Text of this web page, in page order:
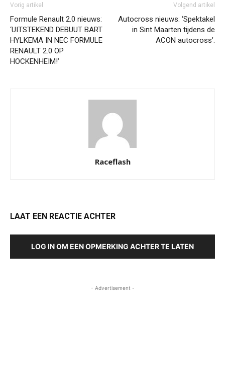
Vorig artikel
Formule Renault 2.0 nieuws:
‘UITSTEKEND DEBUUT BART
HYLKEMA IN NEC FORMULE
RENAULT 2.0 OP
HOCKENHEIM!’
Volgend artikel
Autocross nieuws: ‘Spektakel
in Sint Maarten tijdens de
ACON autocross’.
Raceflash
LAAT EEN REACTIE ACHTER
LOG IN OM EEN OPMERKING ACHTER TE LATEN
- Advertisement -